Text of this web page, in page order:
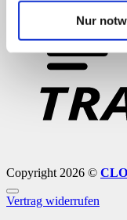
Nur
Copyright 2026 ©
Vertrag widerrufen